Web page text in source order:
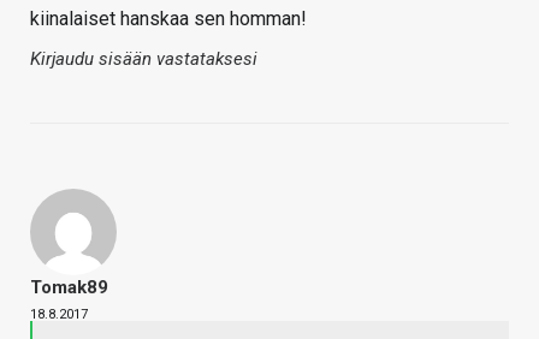
kiinalaiset hanskaa sen homman!
Kirjaudu sisään vastataksesi
Tomak89
18.8.2017